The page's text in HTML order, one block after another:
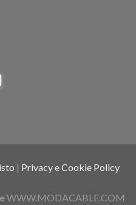
| Privacy e Cookie Policy
WWW.MODACABLE.COM